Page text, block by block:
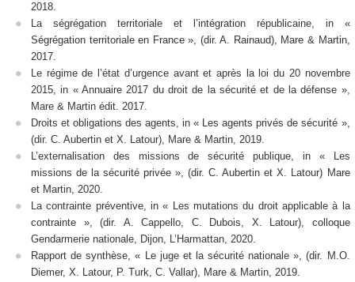
2018.
La ségrégation territoriale et l’intégration républicaine, in «
Ségrégation territoriale en France », (dir. A. Rainaud), Mare & Martin,
2017.
Le régime de l’état d’urgence avant et après la loi du 20 novembre
2015, in « Annuaire 2017 du droit de la sécurité et de la défense »,
Mare & Martin édit. 2017.
Droits et obligations des agents, in « Les agents privés de sécurité »,
(dir. C. Aubertin et X. Latour), Mare & Martin, 2019.
L’externalisation des missions de sécurité publique, in « Les
missions de la sécurité privée », (dir. C. Aubertin et X. Latour) Mare
et Martin, 2020.
La contrainte préventive, in « Les mutations du droit applicable à la
contrainte », (dir. A. Cappello, C. Dubois, X. Latour), colloque
Gendarmerie nationale, Dijon, L’Harmattan, 2020.
Rapport de synthèse,« Le juge et la sécurité nationale », (dir. M.O.
Diemer, X. Latour, P. Turk, C. Vallar), Mare & Martin, 2019.